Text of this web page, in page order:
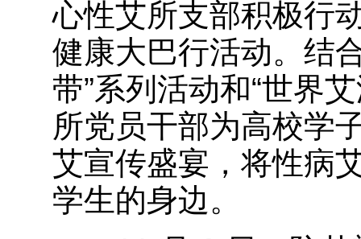
心性艾所支部积极行
健康大巴行活动。结
带”系列活动和“世界
所党员干部为高校学
艾宣传盛宴，将性病
学生的身边。